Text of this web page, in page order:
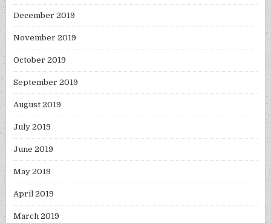
December 2019
November 2019
October 2019
September 2019
August 2019
July 2019
June 2019
May 2019
April 2019
March 2019